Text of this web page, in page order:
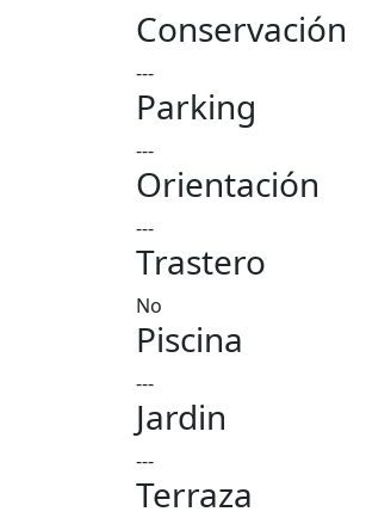
Conservación
---
Parking
---
Orientación
---
Trastero
No
Piscina
---
Jardin
---
Terraza